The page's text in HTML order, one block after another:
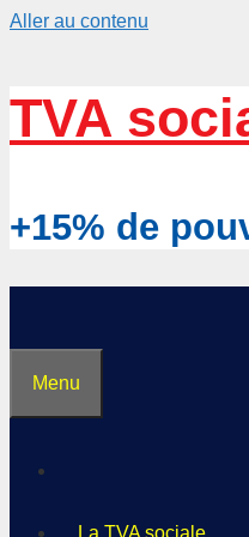
Aller au contenu
TVA
+15% de
Menu
La TVA sociale